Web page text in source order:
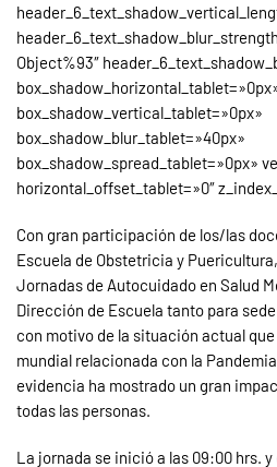
Object%93″
box_shadow_vertical_tablet=»0px»
box_shadow_blur_tablet=»40px»
box_shadow_spread_tablet=»0px»
horizontal_offset_tablet=»0″
Con gran participación de los/las
Escuela de Obstetricia y
Jornadas de Autocuidado en Salud
Dirección de Escuela tanto para
con motivo de la situación actual
mundial relacionada con la Pandemia
evidencia ha mostrado un gran
todas las personas.
La jornada se inició a las 09:00 hrs.